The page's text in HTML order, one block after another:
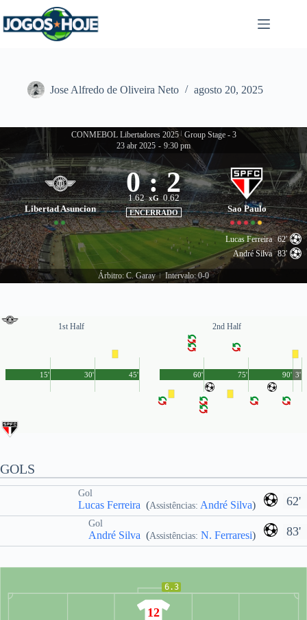
para
o
Jose Alfredo de Oliveira Neto agosto 20, 2025
CONMEBOL Libertadores 2025
Group Stage - 3
23 abr 2025 - 9:30 pm
Libertad Asuncion
0 : 2
1.62 xG 0.62
ENCERRADO Sao Paulo
Lucas Ferreira 62'
André Silva 83'
Árbitro: C. Garay Intervalo: 0-0
1st Half
45'
15' 30'
2nd Half
90'
60' 75' 3'
GOLS
62'
Gol
Lucas Ferreira (Assistências: André Silva)
83'
Gol
André Silva (Assistências: N. Ferraresi)
6.3
12